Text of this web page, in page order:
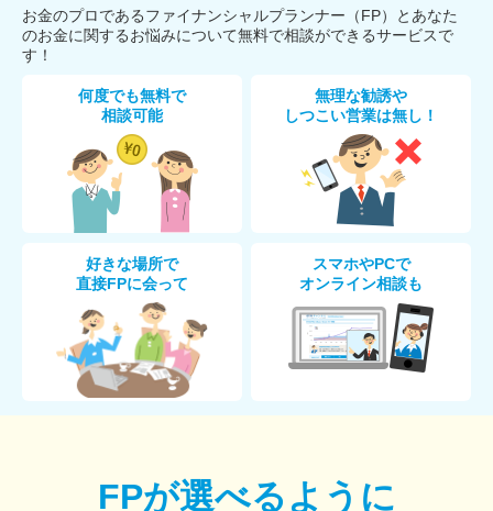
お金のプロであるファイナンシャルプランナー（FP）とあなた
のお金に関するお悩みについて無料で相談ができるサービスで
す！
何度でも無料で
相談可能
無理な勧誘や
しつこい営業は無し！
好きな場所で
直接FPに会って
スマホやPCで
オンライン相談も
FPが選べるように